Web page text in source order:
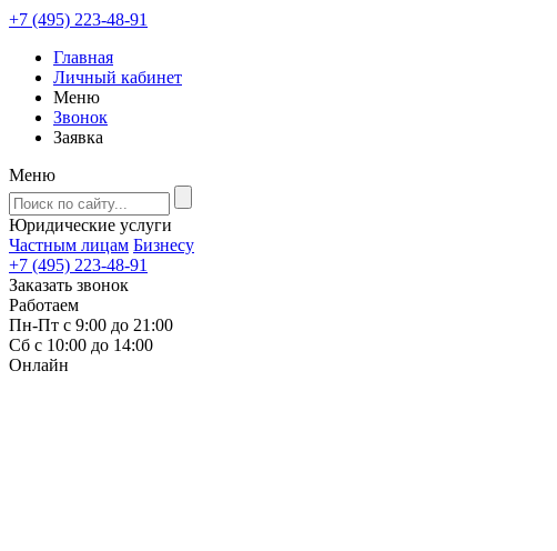
+7 (495) 223-48-91
Главная
Личный кабинет
Меню
Звонок
Заявка
Меню
Юридические услуги
Частным лицам Бизнесу
+7 (495) 223-48-91
Заказать звонок
Работаем
Пн-Пт с 9:00 до 21:00
Сб с 10:00 до 14:00
Онлайн